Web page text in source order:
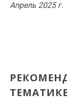
Апрель 2025 г.
ТЕМАТИКЕ